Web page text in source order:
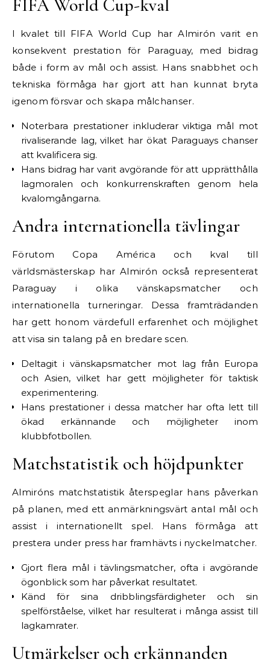
FIFA World Cup-kval
I kvalet till FIFA World Cup har Almirón varit en
konsekvent prestation för Paraguay, med bidrag
både i form av mål och assist. Hans snabbhet och
tekniska förmåga har gjort att han kunnat bryta
igenom försvar och skapa målchanser.
Noterbara prestationer inkluderar viktiga mål mot
rivaliserande lag, vilket har ökat Paraguays chanser
att kvalificera sig.
Hans bidrag har varit avgörande för att upprätthålla
lagmoralen och konkurrenskraften genom hela
kvalomgångarna.
Andra internationella tävlingar
Förutom Copa América och kval till
världsmästerskap har Almirón också representerat
Paraguay i olika vänskapsmatcher och
internationella turneringar. Dessa framträdanden
har gett honom värdefull erfarenhet och möjlighet
att visa sin talang på en bredare scen.
Deltagit i vänskapsmatcher mot lag från Europa
och Asien, vilket har gett möjligheter för taktisk
experimentering.
Hans prestationer i dessa matcher har ofta lett till
ökad erkännande och möjligheter inom
klubbfotbollen.
Matchstatistik och höjdpunkter
Almiróns matchstatistik återspeglar hans påverkan
på planen, med ett anmärkningsvärt antal mål och
assist i internationellt spel. Hans förmåga att
prestera under press har framhävts i nyckelmatcher.
Gjort flera mål i tävlingsmatcher, ofta i avgörande
ögonblick som har påverkat resultatet.
Känd för sina dribblingsfärdigheter och sin
spelförståelse, vilket har resulterat i många assist till
lagkamrater.
Utmärkelser och erkännanden